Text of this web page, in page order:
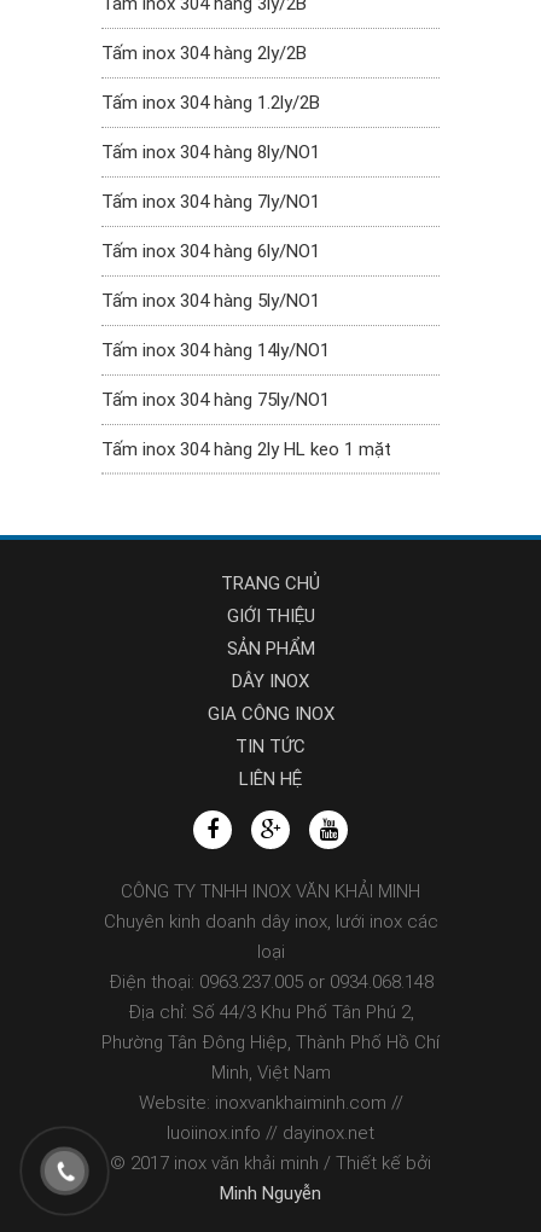
Tấm inox 304 hàng 2ly/2B
Tấm inox 304 hàng 1.2ly/2B
Tấm inox 304 hàng 8ly/NO1
Tấm inox 304 hàng 7ly/NO1
Tấm inox 304 hàng 6ly/NO1
Tấm inox 304 hàng 5ly/NO1
Tấm inox 304 hàng 14ly/NO1
Tấm inox 304 hàng 75ly/NO1
Tấm inox 304 hàng 2ly HL keo 1 mặt
TRANG CHỦ
GIỚI THIỆU
SẢN PHẨM
DÂY INOX
GIA CÔNG INOX
TIN TỨC
LIÊN HỆ
CÔNG TY TNHH INOX VĂN KHẢI MINH
Chuyên kinh doanh dây inox, lưới inox các
loại
Điện thoại: 0963.237.005 or 0934.068.148
Địa chỉ: Số 44/3 Khu Phố Tân Phú 2,
Phường Tân Đông Hiệp, Thành Phố Hồ Chí
Minh, Việt Nam
Website: inoxvankhaiminh.com //
luoiinox.info // dayinox.net
© 2017 inox văn khải minh / Thiết kế bởi
Minh Nguyễn